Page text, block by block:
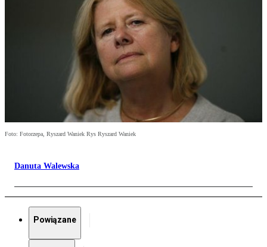
Foto: Fotorzepa, Ryszard Waniek Rys Ryszard Waniek
Danuta Walewska
Powiązane